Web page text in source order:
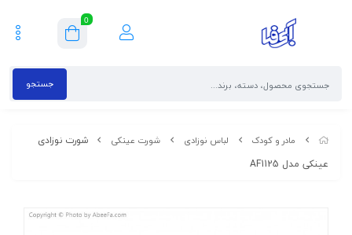
0
جستجو
مادر و کودک لباس نوزادی شورت عینکی
شورت نوزادی
عینکی مدل AF1125